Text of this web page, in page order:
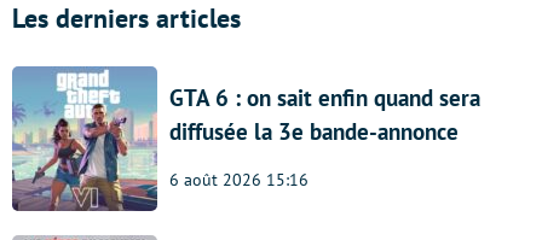
Les derniers articles
GTA 6 : on sait enfin quand sera
diffusée la 3e bande-annonce
6 août 2026 15:16